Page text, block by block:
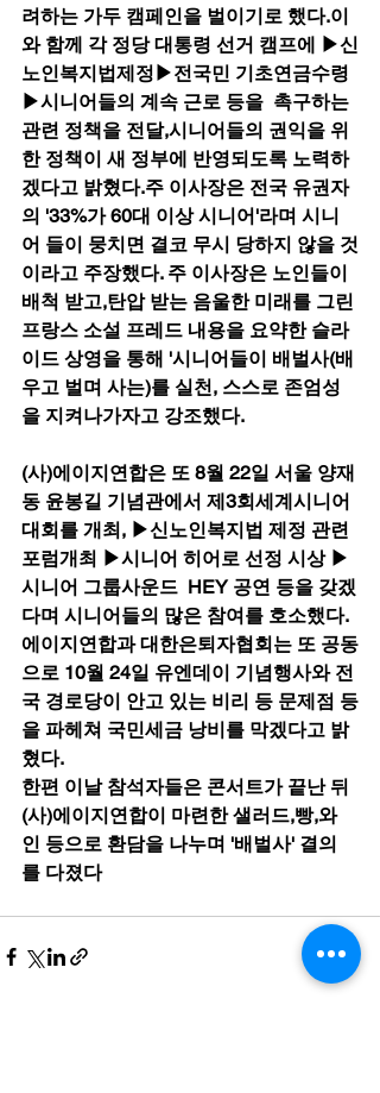
려하는 가두 캠페인을 벌이기로 했다.이
와 함께 각 정당 대통령 선거 캠프에 ▶신
노인복지법제정▶전국민 기초연금수령
▶시니어들의 계속 근로 등을  촉구하는
관련 정책을 전달,시니어들의 권익을 위
한 정책이 새 정부에 반영되도록 노력하
겠다고 밝혔다.주 이사장은 전국 유권자
의 '33%가 60대 이상 시니어'라며 시니
어 들이 뭉치면 결코 무시 당하지 않을 것
이라고 주장했다. 주 이사장은 노인들이
배척 받고,탄압 받는 음울한 미래를 그린
프랑스 소설 프레드 내용을 요약한 슬라
이드 상영을 통해 '시니어들이 배벌사(배
우고 벌며 사는)를 실천, 스스로 존엄성
을 지켜나가자고 강조했다.
(사)에이지연합은 또 8월 22일 서울 양재
동 윤봉길 기념관에서 제3회세계시니어
대회를 개최, ▶신노인복지법 제정 관련
포럼개최 ▶시니어 히어로 선정 시상 ▶
시니어 그룹사운드  HEY 공연 등을 갖겠
다며 시니어들의 많은 참여를 호소했다.
에이지연합과 대한은퇴자협회는 또 공동
으로 10월 24일 유엔데이 기념행사와 전
국 경로당이 안고 있는 비리 등 문제점 등
을 파헤쳐 국민세금 낭비를 막겠다고 밝
혔다.
한편 이날 참석자들은 콘서트가 끝난 뒤
(사)에이지연합이 마련한 샐러드,빵,와
인 등으로 환담을 나누며 '배벌사' 결의
를 다졌다